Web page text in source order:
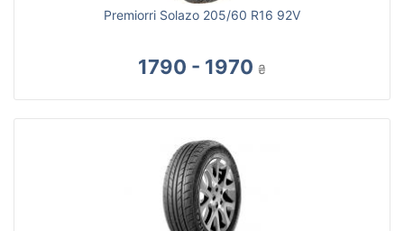
Premiorri Solazo 205/60 R16 92V
1790 - 1970 ₴